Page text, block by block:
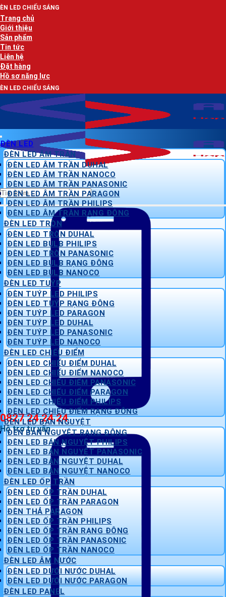
Bỏ
qua
nội
dung
Trang chủ
Giới thiệu
Sản phẩm
Tin tức
Liên hệ
Đặt hàng
Hồ sơ năng lực
Tìm
kiếm:
0827 24 24 24
Hỗ trợ tư vấn
ĐÈN LED
ĐÈN LED ÂM TRẦN
ĐÈN LED ÂM TRẦN DUHAL
ĐÈN LED ÂM TRẦN NANOCO
ĐÈN LED ÂM TRẦN PANASONIC
ĐÈN LED ÂM TRẦN PARAGON
ĐÈN LED ÂM TRẦN PHILIPS
ĐÈN LED ÂM TRẦN RẠNG ĐÔNG
ĐÈN LED TRÒN
ĐÈN LED TRÒN DUHAL
ĐÈN LED BULB PHILIPS
ĐÈN LED TRÒN PANASONIC
ĐÈN LED BULB RẠNG ĐÔNG
ĐÈN LED BULB NANOCO
ĐÈN LED TUÝP
ĐÈN TUÝP LED PHILIPS
ĐÈN LED TUÝP RẠNG ĐÔNG
ĐÈN TUÝP LED PARAGON
ĐÈN TUÝP LED DUHAL
ĐÈN TUÝP LED PANASONIC
ĐÈN TUÝP LED NANOCO
ĐÈN LED CHIẾU ĐIỂM
ĐÈN LED CHIẾU ĐIỂM DUHAL
ĐÈN LED CHIẾU ĐIỂM NANOCO
ĐÈN LED CHIẾU ĐIỂM PANASONIC
ĐÈN LED CHIẾU ĐIỂM PARAGON
ĐÈN LED CHIẾU ĐIỂM PHILIPS
ĐÈN LED CHIẾU ĐIỂM RẠNG ĐÔNG
ĐÈN LED BÁN NGUYỆT
ĐÈN BÁN NGUYỆT RẠNG ĐÔNG
ĐÈN LED BÁN NGUYỆT PHILIPS
ĐÈN LED BÁN NGUYỆT PANASONIC
ĐÈN LED BÁN NGUYỆT DUHAL
ĐÈN LED BÁN NGUYỆT NANOCO
ĐÈN LED ỐP TRẦN
ĐÈN LED ỐP TRẦN DUHAL
ĐÈN LED ỐP TRẦN PARAGON
ĐÈN THẢ PARAGON
ĐÈN LED ỐP TRẦN PHILIPS
ĐÈN LED ỐP TRẦN RẠNG ĐÔNG
ĐÈN LED ỐP TRẦN PANASONIC
ĐÈN LED ỐP TRẦN NANOCO
ĐÈN LED ÂM NƯỚC
ĐÈN LED DƯỚI NƯỚC DUHAL
ĐÈN LED DƯỚI NƯỚC PARAGON
ĐÈN LED PANEL